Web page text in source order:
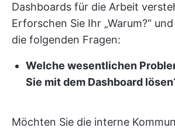
Dashboards für die Arbeit
Erforschen Sie Ihr „Warum?“
die folgenden Fragen:
Welche wesentlichen
Sie mit dem Dashboard
Möchten Sie die interne